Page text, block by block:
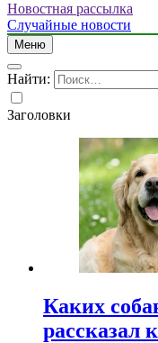
Новостная рассылка
Случайные новости
Меню
Найти:
Заголовки
Каких
рассказал